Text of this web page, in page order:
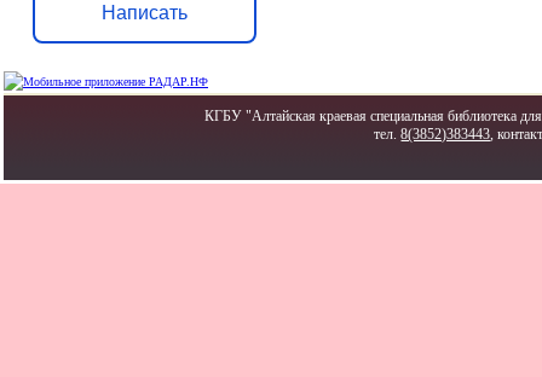
Написать
КГБУ "Алтайская краевая специальная библиотека
тел.8(3852)383443,